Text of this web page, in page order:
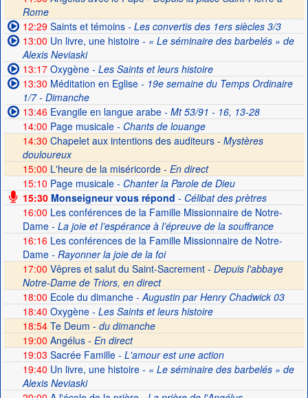
Rome
12:29Saints et témoins- Les convertis des 1ers siècles 3/3
13:00 Un livre, une histoire- « Le séminaire des barbelés » de
Alexis Neviaski
13:17Oxygène- Les Saints et leurs histoire
13:30 Méditation en Eglise- 19e semaine du Temps Ordinaire
1/7 - Dimanche
13:46Evangile en langue arabe- Mt 53/91 - 16, 13-28
14:00 Page musicale- Chants de louange
14:30 Chapelet aux intentions des auditeurs - Mystères
douloureux
15:00 L'heure de la miséricorde - En direct
15:10 Page musicale- Chanter la Parole de Dieu
15:30Monseigneur vous répond - Célibat des prètres
16:00 Les conférences de la Famille Missionnaire de Notre-
Dame- La joie et l’espérance à l’épreuve de la souffrance
16:16Les conférences de la Famille Missionnaire de Notre-
Dame- Rayonner la joie de la foi
17:00 Vêpres et salut du Saint-Sacrement - Depuis l'abbaye
Notre-Dame de Triors, en direct
18:00 Ecole du dimanche- Augustin par Henry Chadwick 03
18:40 Oxygène- Les Saints et leurs histoire
18:54Te Deum - du dimanche
19:00 Angélus - En direct
19:03 Sacrée Famille- L'amour est une action
19:40 Un livre, une histoire- « Le séminaire des barbelés » de
Alexis Neviaski